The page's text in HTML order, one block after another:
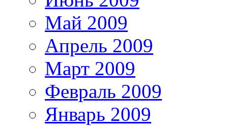
Май 2009
Апрель 2009
Март 2009
Февраль 2009
Январь 2009